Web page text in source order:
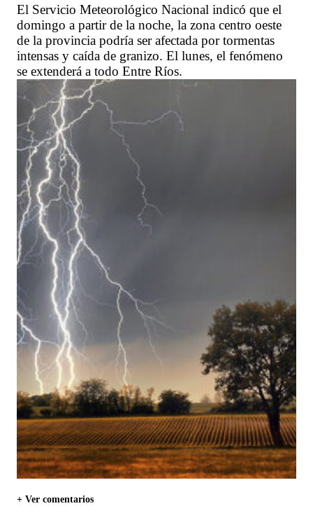
El Servicio Meteorológico Nacional indicó que el
domingo a partir de la noche, la zona centro oeste
de la provincia podría ser afectada por tormentas
intensas y caída de granizo. El lunes, el fenómeno
se extenderá a todo Entre Ríos.
+ Ver comentarios